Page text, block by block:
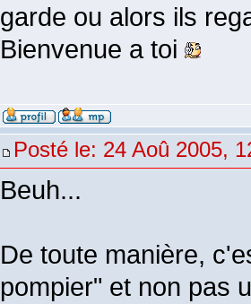
garde ou alors ils
Bienvenue a toi
Posté le: 24 Aoû 2005,
Beuh...
De toute manière,
pompier" et non pas